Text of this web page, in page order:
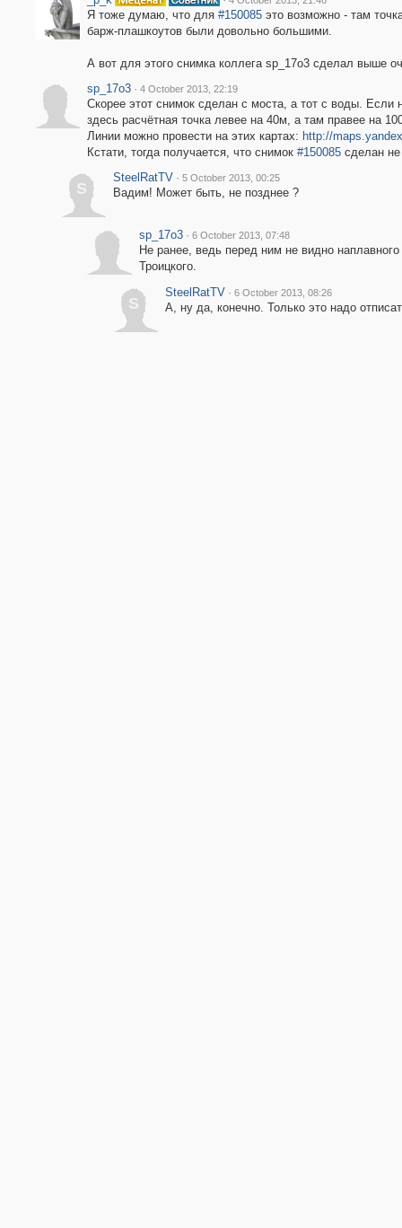
Я тоже думаю, что для #150085это возможно - там
барж-плашкоутов были довольно большими.
А вот для этого снимка коллега sp_17o3 сделал выше
sp_17o3 · 4 October 2013, 22:19
Скорее этот снимок сделан с моста, а тот с воды. Если
здесь расчётная точка левее на 40м, а там правее на
Линии можно провести на этих картах: http://
Кстати, тогда получается, что снимок #150085сделан не
S
SteelRatTV · 5 October 2013, 00:25
Вадим! Может быть, не позднее ?
sp_17o3 · 6 October 2013, 07:48
Не ранее, ведь перед ним не видно
Троицкого.
S
SteelRatTV · 6 October 2013, 08:26
А, ну да, конечно. Только это надо